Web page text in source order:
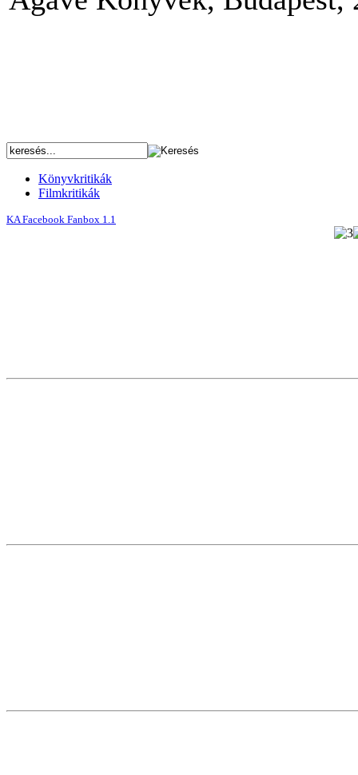
Könyvkritikák
Filmkritikák
KA Facebook Fanbox 1.1